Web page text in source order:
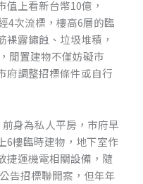
上看新台幣10億，
4次流標，樓高6層的臨
露鏽蝕、垃圾堆積，
閒置建物不僅妨礙市
府調整招標條件或自行
身為私人平房，市府早
6樓臨時建物，地下室作
捷運機電相關設備，隨
告招標聯開案，但年年